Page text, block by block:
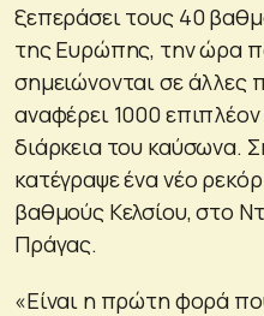
ξεπεράσει τους 40
της Ευρώπης, την ώρα
σημειώνονται σε άλλες
αναφέρει 1000
διάρκεια του καύσωνα.
κατέγραψε ένα νέο
βαθμούς Κελσίου, στο
Πράγας.
«Είναι η πρώτη φορά